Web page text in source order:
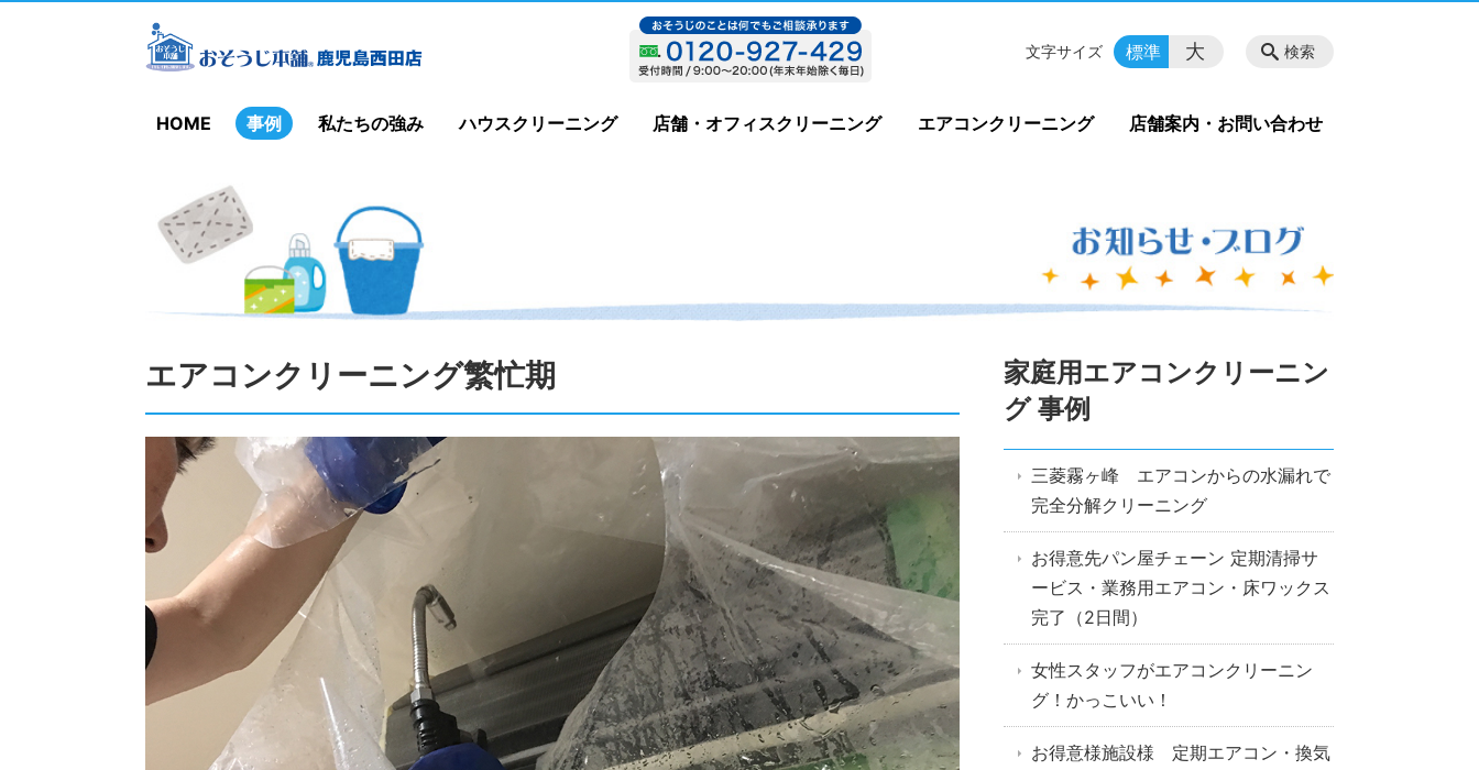
HOME 事例 私たちの強み ハウスクリーニング 店舗・オフィスクリーニング エアコンクリーニング 店舗案内・お問い合わせ
検索
文字サイズ 標準 大
エアコンクリーニング繁忙期
家庭用エアコンクリーニン
グ 事例
三菱霧ヶ峰 エアコンからの水漏れで
完全分解クリーニング
お得意先パン屋チェーン 定期清掃サ
ービス・業務用エアコン・床ワックス
完了（2日間）
女性スタッフがエアコンクリーニン
グ！かっこいい！
お得意様施設様 定期エアコン・換気